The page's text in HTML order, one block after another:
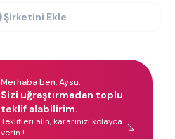
Şirketini Ekle
Merhaba ben, Aysu.
Sizi uğraştırmadan toplu
teklif alabilirim.
Teklifleri alın, kararınızı kolayca
verin !